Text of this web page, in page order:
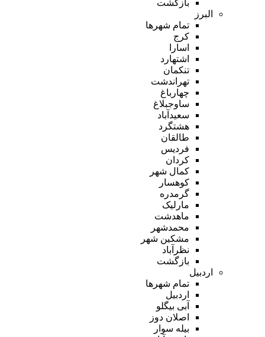
بازگشت
البرز
تمام شهر‌ها
کرج
اسارا
اشتهارد
تنکمان
تهراندشت
چهارباغ
ساوجبلاغ
سعیدآباد
هشتگرد
طالقان
فردیس
کردان
کمال شهر
کوهسار
گرمدره
مارلیک
ماهدشت
محمدشهر
مشکین شهر
نظرآباد
بازگشت
اردبیل
تمام شهر‌ها
اردبیل
آبی بیگلو
اصلان دوز
بیله سوار